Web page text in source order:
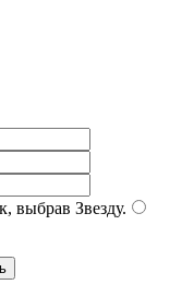
выбрав Звезду.